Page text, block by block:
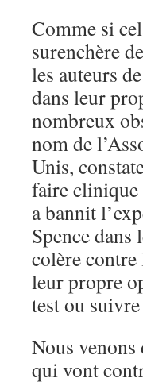
Comme si
surenchère
les auteurs
dans leur
nombreux
nom de
Unis,
faire
a bannit
Spence dans
colère contre
leur propre
test ou
Nous venons
qui vont